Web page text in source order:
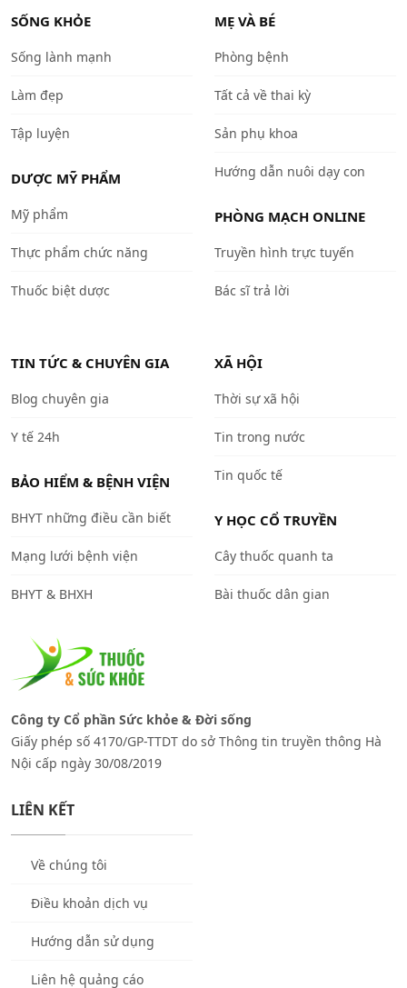
SỐNG KHỎE
Sống lành mạnh
Làm đẹp
Tập luyện
DƯỢC MỸ PHẨM
Mỹ phẩm
Thực phẩm chức năng
Thuốc biệt dược
MẸ VÀ BÉ
Phòng bệnh
Tất cả về thai kỳ
Sản phụ khoa
Hướng dẫn nuôi dạy con
PHÒNG MẠCH ONLINE
Truyền hình trực tuyến
Bác sĩ trả lời
TIN TỨC & CHUYÊN GIA
Blog chuyên gia
Y tế 24h
BẢO HIỂM & BỆNH VIỆN
BHYT những điều cần biết
Mạng lưới bệnh viện
BHYT & BHXH
XÃ HỘI
Thời sự xã hội
Tin trong nước
Tin quốc tế
Y HỌC CỔ TRUYỀN
Cây thuốc quanh ta
Bài thuốc dân gian
Công ty Cổ phần Sức khỏe & Đời sống
Giấy phép số 4170/GP-TTDT do sở Thông tin truyền thông Hà
Nội cấp ngày 30/08/2019
LIÊN KẾT
Về chúng tôi
Điều khoản dịch vụ
Hướng dẫn sử dụng
Liên hệ quảng cáo